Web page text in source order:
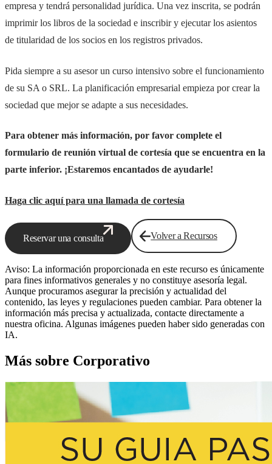
empresa y tendrá personalidad jurídica. Una vez inscrita, se podrán
imprimir los libros de la sociedad e inscribir y ejecutar los asientos
de titularidad de los socios en los registros privados.
Pida siempre a su asesor un curso intensivo sobre el funcionamiento
de su SA o SRL. La planificación empresarial empieza por crear la
sociedad que mejor se adapte a sus necesidades.
Para obtener más información, por favor complete el
formulario de reunión virtual de cortesía que se encuentra en la
parte inferior. ¡Estaremos encantados de ayudarle!
Haga clic aquí para una llamada de cortesía
Reservar una consulta Volver a Recursos
Aviso: La información proporcionada en este recurso es únicamente
para fines informativos generales y no constituye asesoría legal.
Aunque procuramos asegurar la precisión y actualidad del
contenido, las leyes y regulaciones pueden cambiar. Para obtener la
información más precisa y actualizada, contacte directamente a
nuestra oficina. Algunas imágenes pueden haber sido generadas con
IA.
Más sobre Corporativo